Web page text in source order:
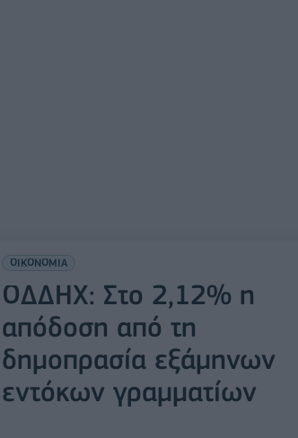
ΟΙΚΟΝΟΜΙΑ
ΟΔΔΗΧ: Στο 2,12% η
απόδοση από τη
δημοπρασία εξάμηνων
εντόκων γραμματίων